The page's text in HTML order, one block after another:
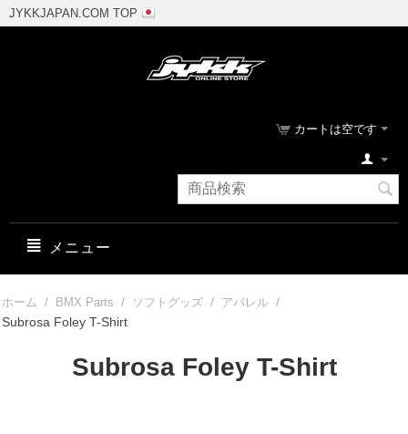
JYKKJAPAN.COM TOP
カートは空です
メニュー
ホーム / BMX Parts / ソフトグッズ / アパレル /
Subrosa Foley T-Shirt
Subrosa Foley T-Shirt